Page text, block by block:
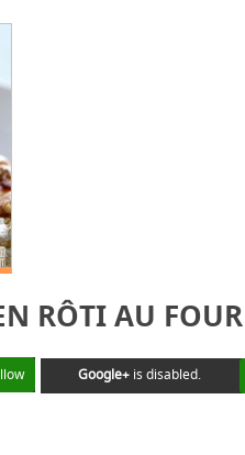
RÔTI AU FOUR
Google+ is disabled.